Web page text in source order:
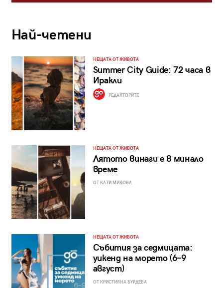
Най-четени
НЕЩАТА ОТ ЖИВОТА
Summer City Guide: 72 часа в
Иракли
РЕДАКТОРИТЕ
НЕЩАТА ОТ ЖИВОТА
Лятото винаги е в минало
време
ОТ КАТИ МИКОВА
НЕЩАТА ОТ ЖИВОТА
Събития за седмицата:
уикенд на морето (6–9
август)
ОТ КРИСТИЯНА БУРДЕВА